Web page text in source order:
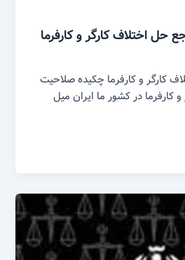
حل اختلاف کارگر و کارفرما
کارگر و کارفرما چکیده صلاحیت
کارفرما در کشور ما ایران میل